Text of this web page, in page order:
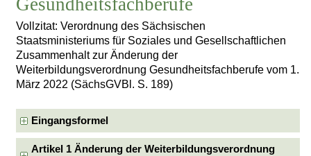
Gesundheitsfachberufe
Vollzitat: Verordnung des Sächsischen
Staatsministeriums für Soziales und Gesellschaftlichen
Zusammenhalt zur Änderung der
Weiterbildungsverordnung Gesundheitsfachberufe vom 1.
März 2022 (SächsGVBl. S. 189)
Eingangsformel
Artikel 1 Änderung der Weiterbildungsverordnung